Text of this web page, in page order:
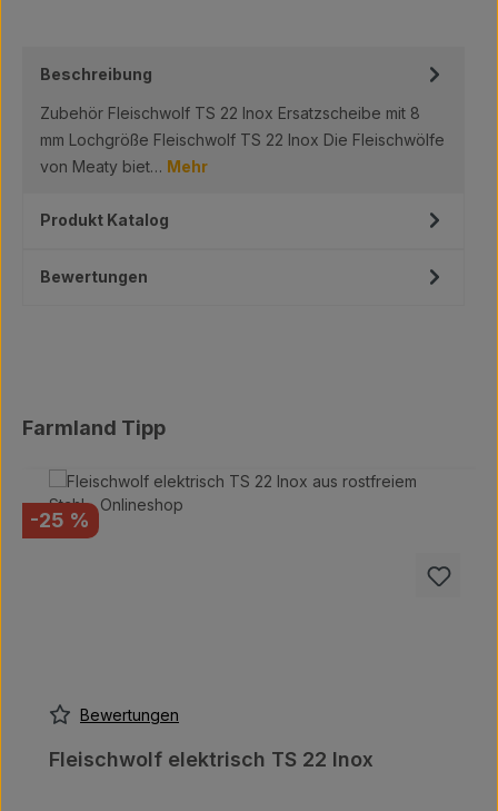
Beschreibung
Zubehör Fleischwolf TS 22 Inox Ersatzscheibe mit 8
mm Lochgröße Fleischwolf TS 22 Inox Die Fleischwölfe
von Meaty biet… Mehr
Produkt Katalog
Bewertungen
Produktgalerie überspringen
Farmland Tipp
Rabatt
-25 %
Bewertungen
Fleischwolf elektrisch TS 22 Inox